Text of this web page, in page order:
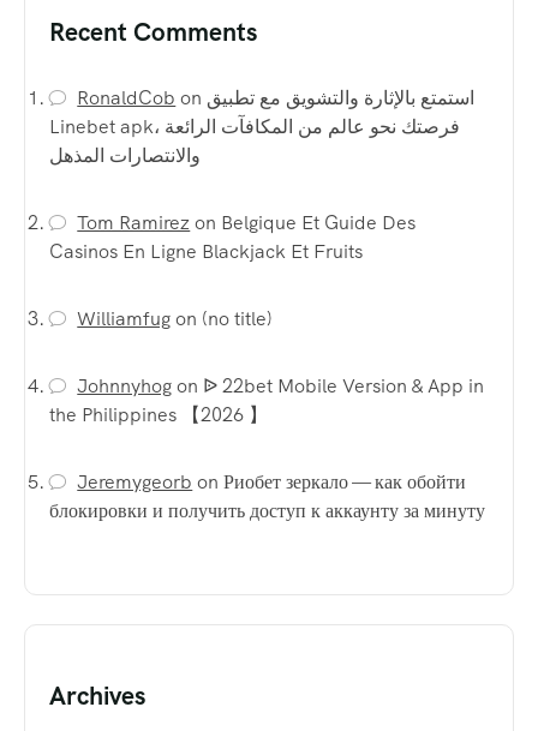
Recent Comments
RonaldCob on استمتع بالإثارة والتشويق مع تطبيق
Linebet apk، فرصتك نحو عالم من المكافآت الرائعة
والانتصارات المذهل
Tom Ramirezon Belgique Et Guide Des
Casinos En Ligne Blackjack Et Fruits
Williamfugon (no title)
Johnnyhogon ᐉ 22bet Mobile Version & App in
the Philippines 【2026 】
Jeremygeorb onРиобет зеркало — как обойти
блокировки и получить доступ к аккаунту за минуту
Archives